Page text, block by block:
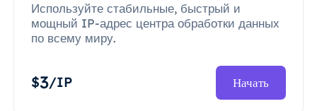
Используйте стабильные, быстрый и
мощный IP-адрес центра обработки данных
по всему миру.
$3/IP Начать